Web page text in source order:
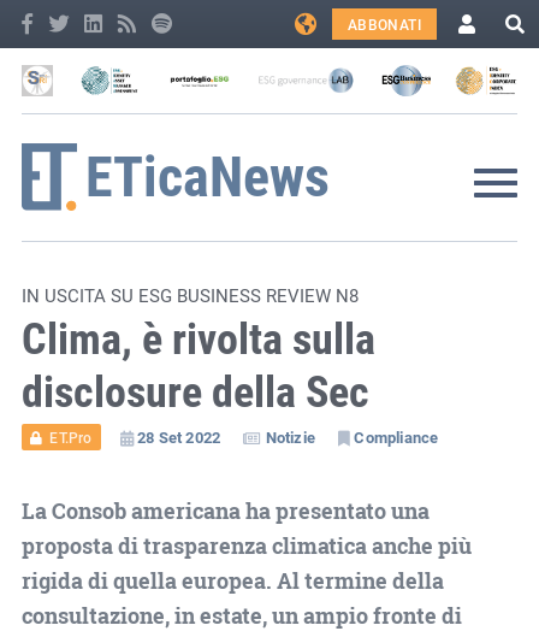
ABBONATI
IN USCITA SU ESG BUSINESS REVIEW N8
Clima, è rivolta sulla
disclosure della Sec
ET.Pro 28 Set 2022 Notizie Compliance
La Consob americana ha presentato una
proposta di trasparenza climatica anche più
rigida di quella europea. Al termine della
consultazione, in estate, un ampio fronte di